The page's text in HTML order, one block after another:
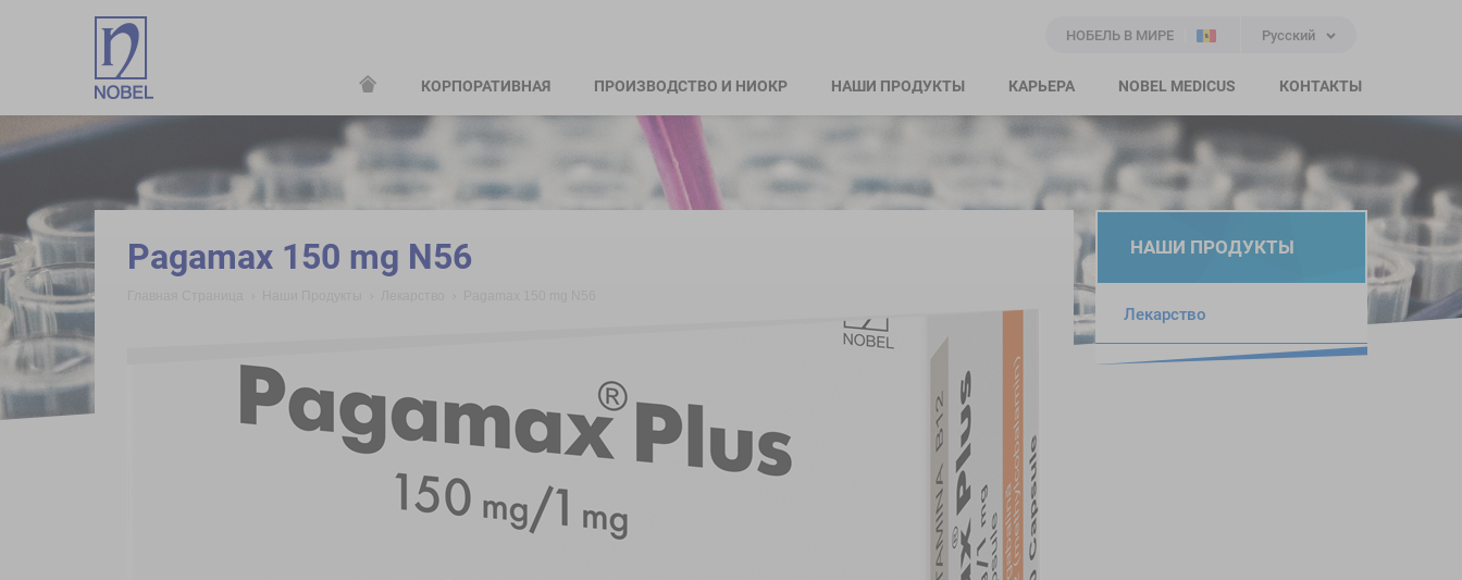
НОБЕЛЬ В МИРЕ Русский
КОРПОРАТИВНАЯ ПРОИЗВОДСТВО И НИОКР НАШИ ПРОДУКТЫ КАРЬЕРА NOBEL MEDICUS КОНТАКТЫ
Pagamax 150 mg N56 НАШИ ПРОДУКТЫ
Лекарство